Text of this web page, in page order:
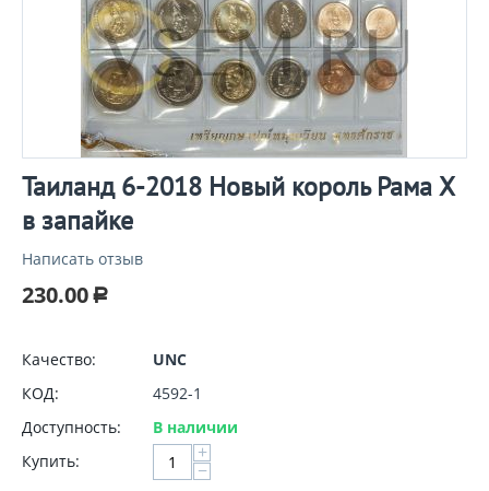
Таиланд 6-2018 Новый король Рама X
в запайке
Написать отзыв
230.00 Р
Качество:
UNC
КОД:
4592-1
Доступность:
В наличии
Купить:
+
−